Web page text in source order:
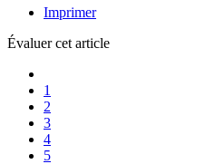
Imprimer
Évaluer cet article
1
2
3
4
5